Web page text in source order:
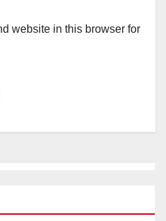
website in this browser for